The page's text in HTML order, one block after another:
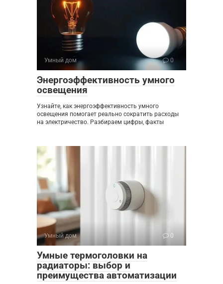
Умный дом 0
Энергоэффективность умного
освещения
Узнайте, как энергоэффективность умного
освещения помогает реально сократить расходы
на электричество. Разбираем цифры, факты
Умный дом 0
Умные термоголовки на
радиаторы: выбор и
преимущества автоматизации